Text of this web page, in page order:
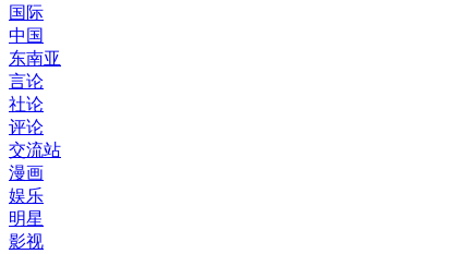
国际
中国
东南亚
言论
社论
评论
交流站
漫画
娱乐
明星
影视